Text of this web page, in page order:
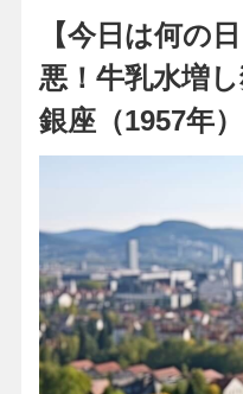
【今日は何の
悪！牛乳水増
銀座（1957年